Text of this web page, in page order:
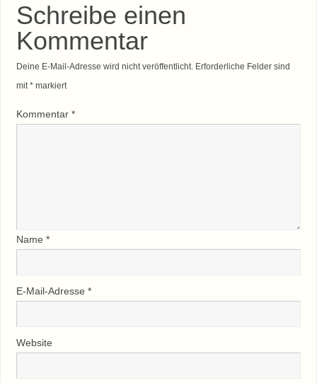
Schreibe einen
Kommentar
Deine E-Mail-Adresse wird nicht veröffentlicht. Erforderliche Felder sind
mit*markiert
Kommentar *
Name *
E-Mail-Adresse *
Website